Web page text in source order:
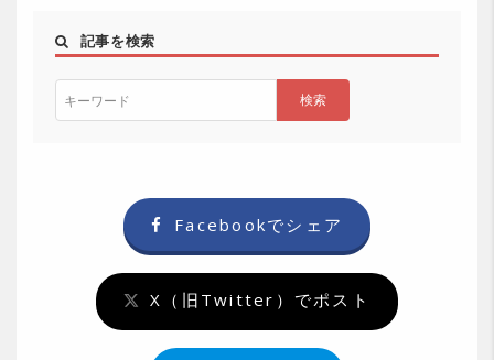
記事を検索
Facebookでシェア
X（旧Twitter）でポスト